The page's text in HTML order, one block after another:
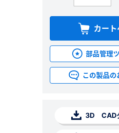
カート
部品管理
この製品の
3D CAD